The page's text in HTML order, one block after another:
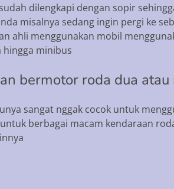
dilengkapi dengan sopir
misalnya sedang ingin pergi ke
ahli menggunakan mobil
hingga minibus
bermotor roda dua
sangat nggak cocok untuk
berbagai macam kendaraan